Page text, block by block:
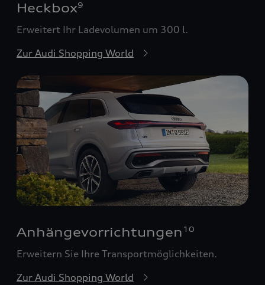
Heckbox9
Erweitert Ihr Ladevolumen um 300 l.
Zur Audi Shopping World
Anhängevorrichtungen 10
Erweitern Sie Ihre Transportmöglichkeiten.
Zur Audi Shopping World